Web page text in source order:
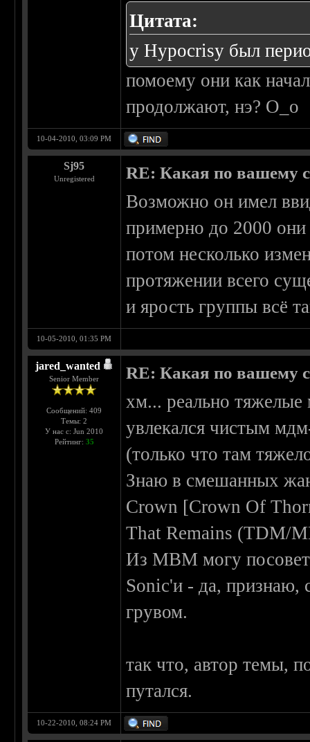
Цитата:
у Hypocrisy был
помоему они как
продолжают, нэ? О_о
10-04-2010, 03:09 PM
Sj95
Unregistered RE: Какая по вашему
Возможно он имел
примерно до 2000 они
потом несколько
протяжении всего
и ярость группы всё
10-05-2010, 01:35 PM
jared_wanted
Senior Member
Сообщений: 409
Темы: 2
У нас с: Jun 2010
Рейтинг: 35
RE: Какая по вашему
хм... реально
увлекался чистым
(только что там
Знаю в смешанных
Crown [Crown Of
That Remains (TDM/
Из MBM могу
Sonic'и - да, признаю,
грувом.
так что, автор темы,
путался.
10-22-2010, 08:24 PM